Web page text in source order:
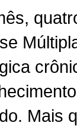
Mais